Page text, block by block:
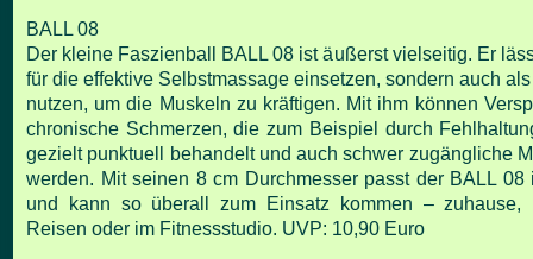
BALL 08
Der kleine Faszienball BALL 08 ist äußerst vielseitig. Er
für die effektive Selbstmassage einsetzen, sondern auch
nutzen, um die Muskeln zu kräftigen. Mit ihm können
chronische Schmerzen, die zum Beispiel durch
gezielt punktuell behandelt und auch schwer zugängliche
werden. Mit seinen 8 cm Durchmesser passt der BALL 08
und kann so überall zum Einsatz kommen – zuhause,
Reisen oder im Fitnessstudio. UVP: 10,90 Euro